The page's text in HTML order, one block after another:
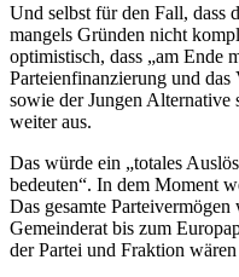
Und selbst für den Fall, dass
mangels Gründen nicht
optimistisch, dass „am Ende
Parteienfinanzierung und das
sowie der Jungen
weiter aus.
Das würde ein „totales
bedeuten“. In dem Moment
Das gesamte
Gemeinderat bis zum
der Partei und Fraktion